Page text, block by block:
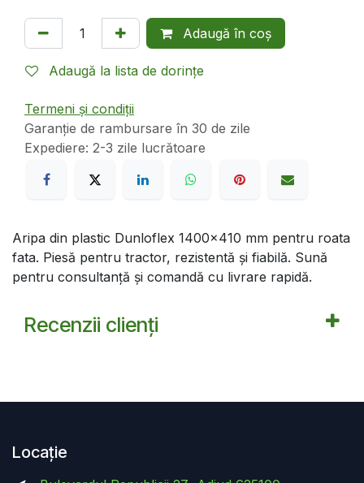
Adaugă în coș
Adaugă la lista de dorințe
Termeni și condiții
Garanție de rambursare în 30 de zile
Expediere: 2-3 zile lucrătoare
Aripa din plastic Dunloflex 1400x410 mm pentru roata
fata. Piesă pentru tractor, rezistentă și fiabilă. Sună
pentru consultanță și comandă cu livrare rapidă.
Recenzii clienți
Locație